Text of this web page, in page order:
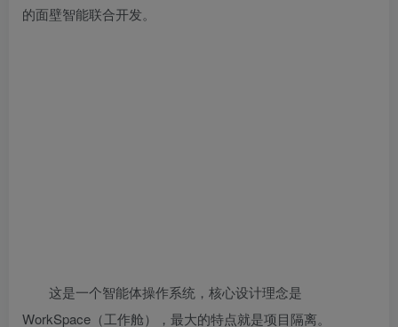
的面壁智能联合开发。
这是一个智能体操作系统，核心设计理念是
WorkSpace（工作舱），最大的特点就是项目隔离。